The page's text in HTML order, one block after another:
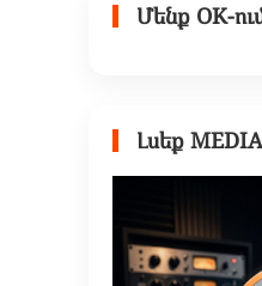
Մենք OK-
Լսեք